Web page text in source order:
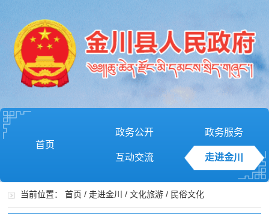
首页
政务公开 政务服务
互动交流 走进金川
当前位置：首页 /走进金川 /文化旅游 / 民俗文化